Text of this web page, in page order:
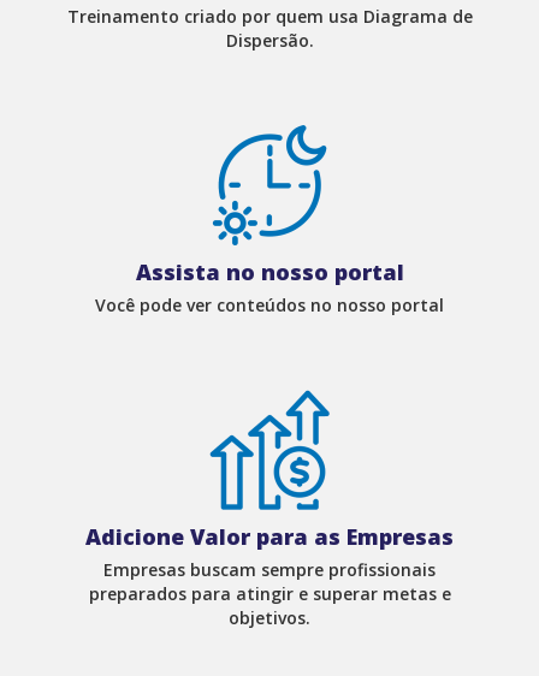
Treinamento criado por quem usa Diagrama de
Dispersão.
Assista no nosso portal
Você pode ver conteúdos no nosso portal
Adicione Valor para as Empresas
Empresas buscam sempre profissionais
preparados para atingir e superar metas e
objetivos.